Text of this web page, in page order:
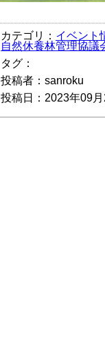
カテゴリ： イベント
自然休養林管理協議
タグ：
投稿者：sanroku
投稿日：2023年09